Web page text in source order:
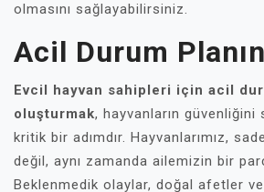
olmasını sağlayabilirsiniz.
Acil Durum
Evcil hayvan sahipleri için acil
oluşturmak, hayvanların güvenliğini
kritik bir adımdır. Hayvanlarımız,
değil, aynı zamanda ailemizin bir
Beklenmedik olaylar, doğal afetler